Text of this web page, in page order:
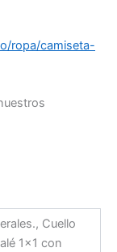
ropa/camiseta-
Cuello
1×1 con